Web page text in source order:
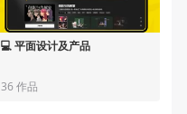
💻 平面设计及产品
36 作品